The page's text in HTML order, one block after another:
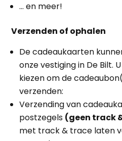
… en meer!
Verzenden of ophalen
De cadeaukaarten
onze vestiging in De Bilt.
kiezen om de
verzenden:
Verzending van
postzegels (geen track
met track & trace laten